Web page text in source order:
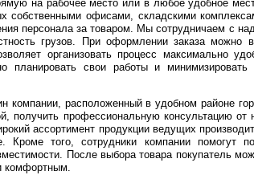
на рабочее место или в любое удобное
офисами, складскими
персонала за товаром. Мы сотрудничаем с
грузов. При оформлении заказа
организовать процесс максимально
свои работы и минимизировать
компании, расположенный в удобном районе
получить профессиональную консультацию
ассортимент продукции ведущих
того, сотрудники компании помогут
После выбора товара покупатель
комфортным.